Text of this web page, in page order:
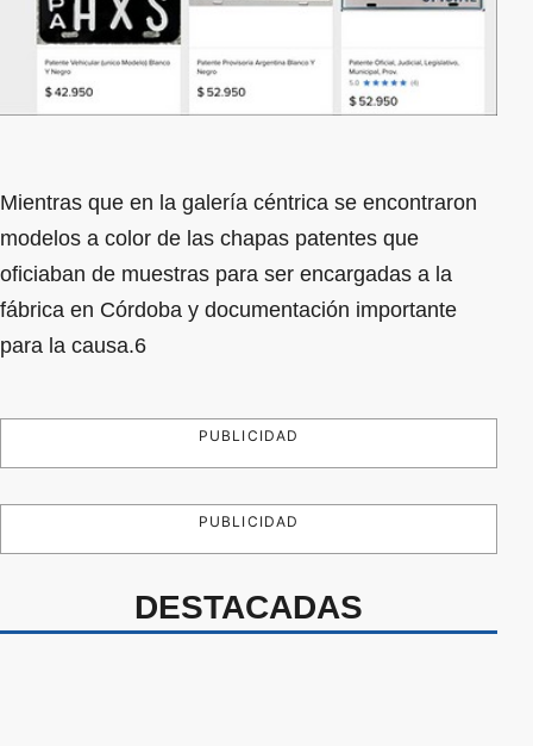
Mientras que en la galería céntrica se encontraron
modelos a color de las chapas patentes que
oficiaban de muestras para ser encargadas a la
fábrica en Córdoba y documentación importante
para la causa.6
PUBLICIDAD
PUBLICIDAD
DESTACADAS